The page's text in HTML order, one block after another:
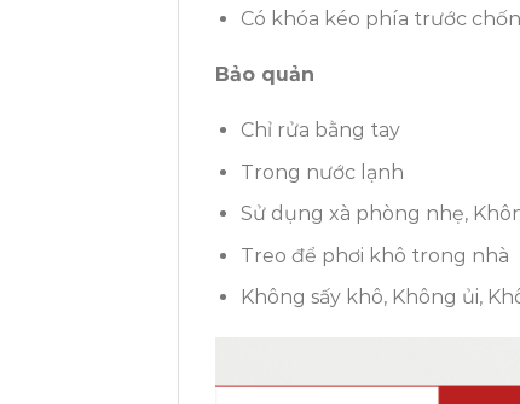
Có khóa kéo phía trước
Bảo quản
Chỉ rửa bằng tay
Trong nước lạnh
Sử dụng xà phòng nhẹ,
Treo để phơi khô trong nhà
Không sấy khô, Không ủi,